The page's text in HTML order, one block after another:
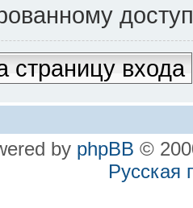
страницу входа
by phpBB ©
Русская